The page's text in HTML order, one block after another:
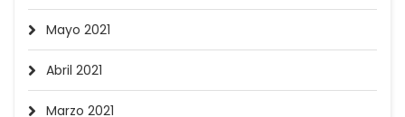
Mayo 2021
Abril 2021
Marzo 2021